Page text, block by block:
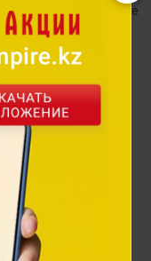
культурное наследие
силу духа,
своим скакуном.
на создание
движения и
наследию и
умении
акцент в
который